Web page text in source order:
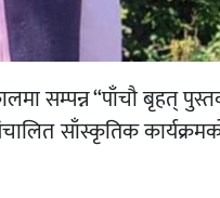
सम्पन्न “पाँचौ बृहत्
साँस्कृतिक